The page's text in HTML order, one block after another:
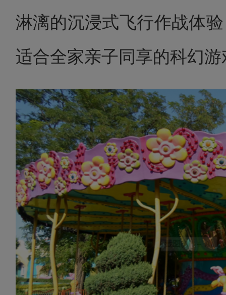
淋漓的沉浸式飞行作战体
适合全家亲子同享的科幻游